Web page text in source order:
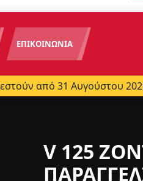
ΕΠΙΚΟΙΝΩΝΙΑ
από 31 Αυγούστου